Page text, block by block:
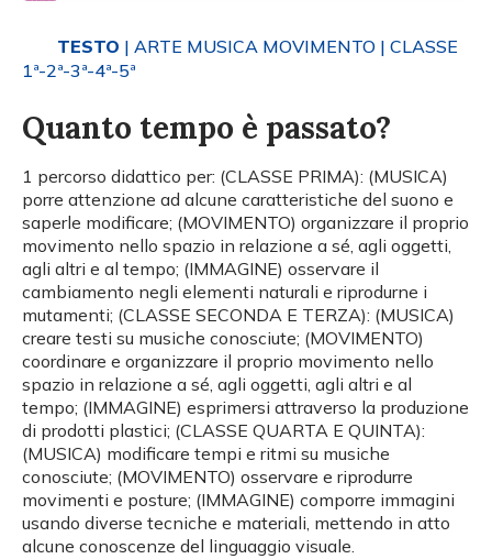
TESTO | ARTE MUSICA MOVIMENTO | CLASSE
1ª-2ª-3ª-4ª-5ª
Quanto tempo è passato?
1 percorso didattico per: (CLASSE PRIMA): (MUSICA)
porre attenzione ad alcune caratteristiche del suono e
saperle modificare; (MOVIMENTO) organizzare il proprio
movimento nello spazio in relazione a sé, agli oggetti,
agli altri e al tempo; (IMMAGINE) osservare il
cambiamento negli elementi naturali e riprodurne i
mutamenti; (CLASSE SECONDA E TERZA): (MUSICA)
creare testi su musiche conosciute; (MOVIMENTO)
coordinare e organizzare il proprio movimento nello
spazio in relazione a sé, agli oggetti, agli altri e al
tempo; (IMMAGINE) esprimersi attraverso la produzione
di prodotti plastici; (CLASSE QUARTA E QUINTA):
(MUSICA) modificare tempi e ritmi su musiche
conosciute; (MOVIMENTO) osservare e riprodurre
movimenti e posture; (IMMAGINE) comporre immagini
usando diverse tecniche e materiali, mettendo in atto
alcune conoscenze del linguaggio visuale.